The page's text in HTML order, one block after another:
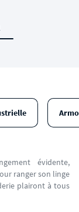
évidente,
ranger son linge
plairont à tous